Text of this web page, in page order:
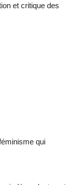
et critique des
qui